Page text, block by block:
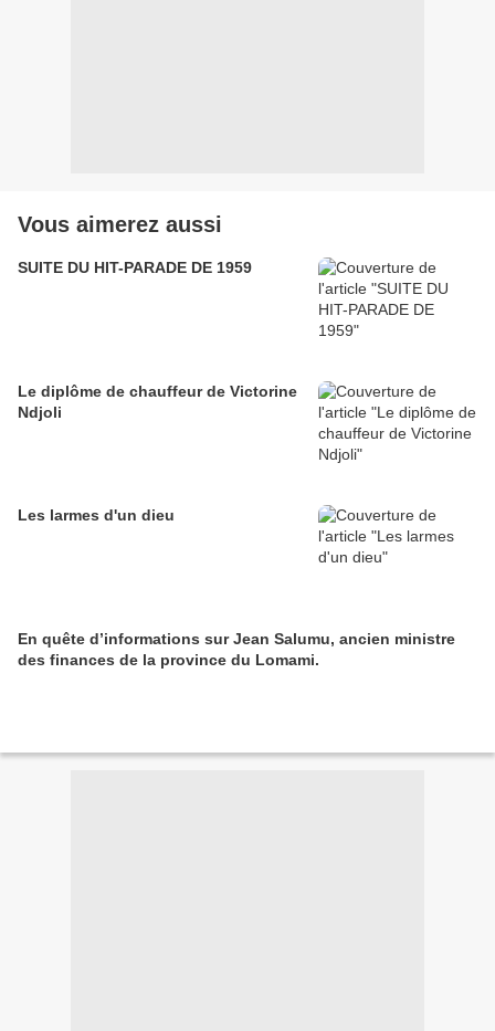
Vous aimerez aussi
SUITE DU HIT-PARADE DE 1959
Le diplôme de chauffeur de Victorine
Ndjoli
Les larmes d'un dieu
En quête d’informations sur Jean Salumu, ancien ministre
des finances de la province du Lomami.